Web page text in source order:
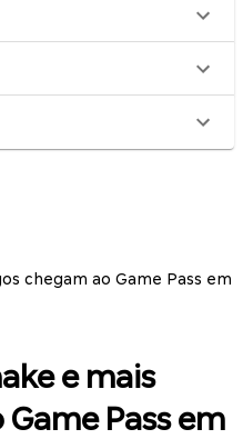
chegam ao Game Pass em
e mais
Pass em